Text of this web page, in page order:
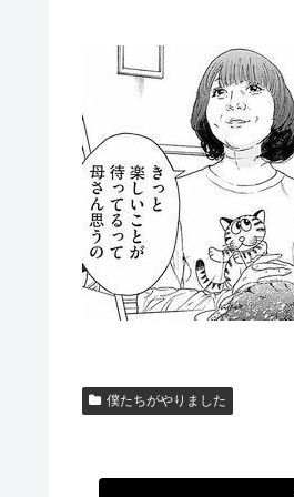
僕たちがやりました